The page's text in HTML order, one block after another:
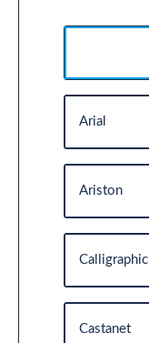
Arial
Ariston
Calligraphic
Castanet